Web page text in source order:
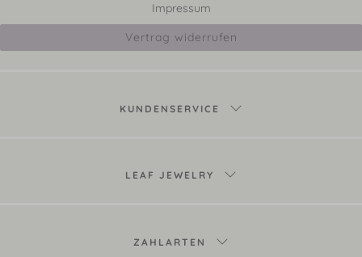
Impressum
Vertrag widerrufen
KUNDENSERVICE
LEAF JEWELRY
ZAHLARTEN